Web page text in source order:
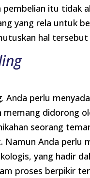
itu tidak
yang rela untuk
hal tersebut
Anda perlu
memang didorong
seorang
Anda perlu
yang hadir
proses berpikir